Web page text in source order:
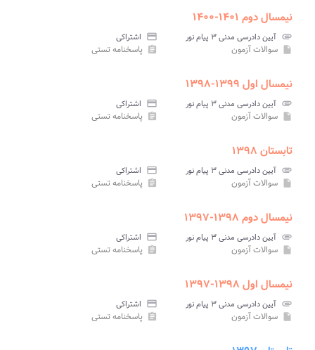
نیمسال دوم ۱۴۰۱-۱۴۰۰
attachment آیین دادرسی مدنی ۳ پیام نور credit_card اشتراکی
insert_drive_file سوالات آزمون assignment پاسخنامه تستی
نیمسال اول ۱۳۹۹-۱۳۹۸
attachment آیین دادرسی مدنی ۳ پیام نور credit_card اشتراکی
insert_drive_file سوالات آزمون assignment پاسخنامه تستی
تابستان ۱۳۹۸
attachment آیین دادرسی مدنی ۳ پیام نور credit_card اشتراکی
insert_drive_file سوالات آزمون assignment پاسخنامه تستی
نیمسال دوم ۱۳۹۸-۱۳۹۷
attachment آیین دادرسی مدنی ۳ پیام نور credit_card اشتراکی
insert_drive_file سوالات آزمون assignment پاسخنامه تستی
نیمسال اول ۱۳۹۸-۱۳۹۷
attachment آیین دادرسی مدنی ۳ پیام نور credit_card اشتراکی
insert_drive_file سوالات آزمون assignment پاسخنامه تستی